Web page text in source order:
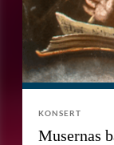
KONSERT
Musernas